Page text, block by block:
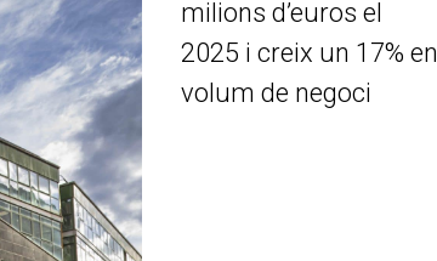
milions d’euros el
2025 i creix un 17% en
volum de negoci